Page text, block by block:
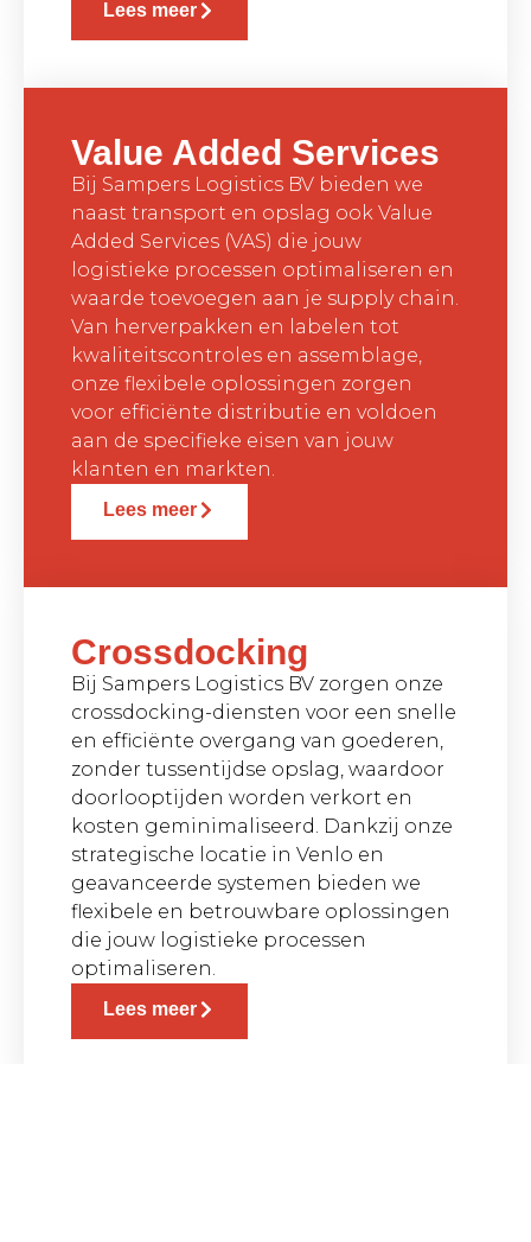
Lees meer
Value Added Services
Bij Sampers Logistics BV bieden we
naast transport en opslag ook Value
Added Services (VAS) die jouw
logistieke processen optimaliseren en
waarde toevoegen aan je supply chain.
Van herverpakken en labelen tot
kwaliteitscontroles en assemblage,
onze flexibele oplossingen zorgen
voor efficiënte distributie en voldoen
aan de specifieke eisen van jouw
klanten en markten.
Lees meer
Crossdocking
Bij Sampers Logistics BV zorgen onze
crossdocking-diensten voor een snelle
en efficiënte overgang van goederen,
zonder tussentijdse opslag, waardoor
doorlooptijden worden verkort en
kosten geminimaliseerd. Dankzij onze
strategische locatie in Venlo en
geavanceerde systemen bieden we
flexibele en betrouwbare oplossingen
die jouw logistieke processen
optimaliseren.
Lees meer